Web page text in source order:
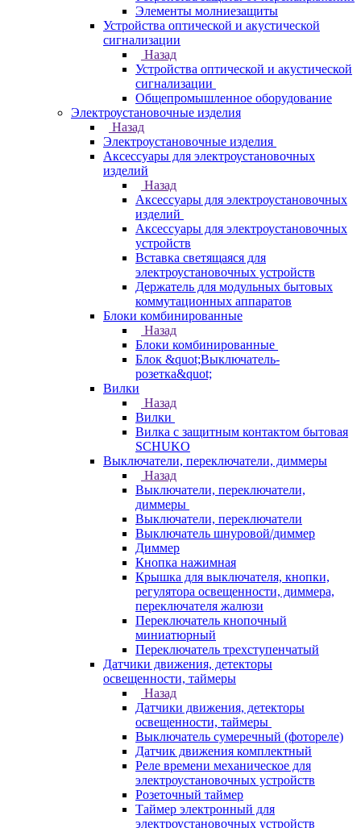
Элементы молниезащиты
Устройства оптической и акустической
сигнализации
Назад
Устройства оптической и акустической
сигнализации
Общепромышленное оборудование
Электроустановочные изделия
Назад
Электроустановочные изделия
Аксессуары для электроустановочных
изделий
Назад
Аксессуары для электроустановочных
изделий
Аксессуары для электроустановочных
устройств
Вставка светящаяся для
электроустановочных устройств
Держатель для модульных бытовых
коммутационных аппаратов
Блоки комбинированные
Назад
Блоки комбинированные
Блок &quot;Выключатель-
розетка&quot;
Вилки
Назад
Вилки
Вилка с защитным контактом бытовая
SCHUKO
Выключатели, переключатели, диммеры
Назад
Выключатели, переключатели,
диммеры
Выключатели, переключатели
Выключатель шнуровой/диммер
Диммер
Кнопка нажимная
Крышка для выключателя, кнопки,
регулятора освещенности, диммера,
переключателя жалюзи
Переключатель кнопочный
миниатюрный
Переключатель трехступенчатый
Датчики движения, детекторы
освещенности, таймеры
Назад
Датчики движения, детекторы
освещенности, таймеры
Выключатель сумеречный (фотореле)
Датчик движения комплектный
Реле времени механическое для
электроустановочных устройств
Розеточный таймер
Таймер электронный для
электроустановочных устройств